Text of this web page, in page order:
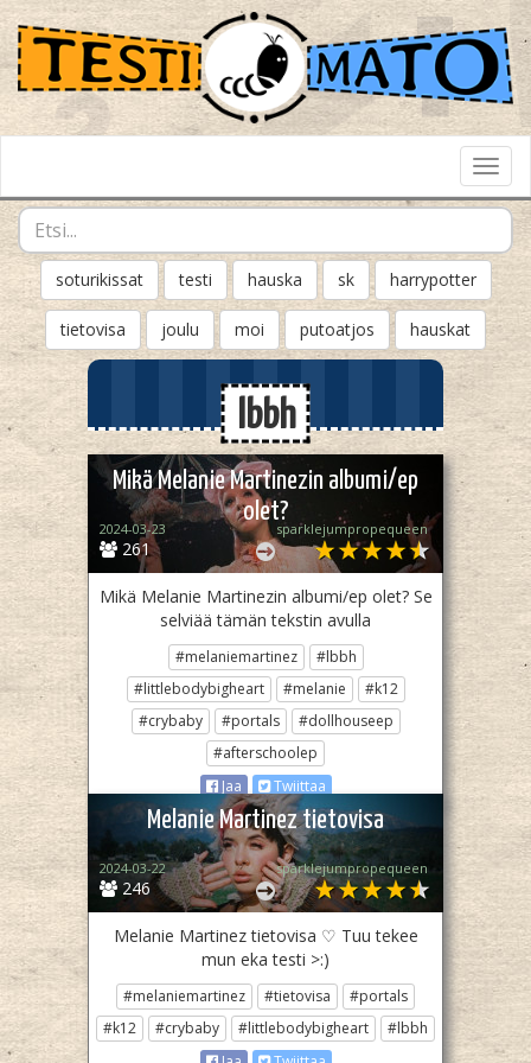
soturikissat testi hauska sk harrypotter
tietovisa joulu moi putoatjos hauskat
lbbh
Mikä Melanie Martinezin albumi/ep
olet?
261
2024-03-23 sparklejumpropequeen
Mikä Melanie Martinezin albumi/ep olet? Se
selviää tämän tekstin avulla
#melaniemartinez
#lbbh
#littlebodybigheart
#melanie
#k12
#crybaby
#portals
#dollhouseep
#afterschoolep
Jaa
Twiittaa
Melanie Martinez tietovisa
246
2024-03-22 sparklejumpropequeen
Melanie Martinez tietovisa ♡ Tuu tekee
mun eka testi >:)
#melaniemartinez #tietovisa
#portals
#k12
#crybaby #littlebodybigheart
#lbbh